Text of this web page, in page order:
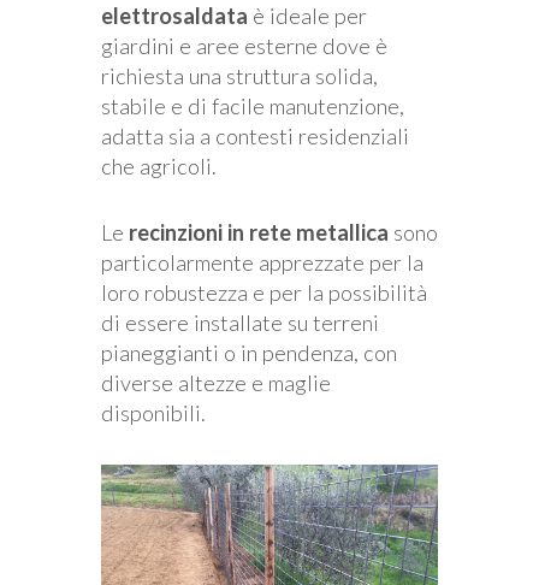
elettrosaldata è ideale per
giardini e aree esterne dove è
richiesta una struttura solida,
stabile e di facile manutenzione,
adatta sia a contesti residenziali
che agricoli.
Le recinzioni in rete metallica sono
particolarmente apprezzate per la
loro robustezza e per la possibilità
di essere installate su terreni
pianeggianti o in pendenza, con
diverse altezze e maglie
disponibili.